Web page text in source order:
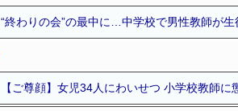
“終わりの会”の最中に…中学校で男性教師が
【ご尊顔】女児34人にわいせつ 小学校教師に